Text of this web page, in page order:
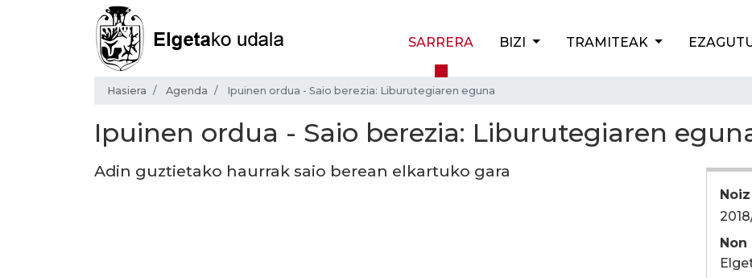
SARRERA BIZI TRAMITEAK
Hasiera Agenda Ipuinen ordua - Saio berezia: Liburutegiaren eguna
Ipuinen ordua - Saio berezia: Liburutegiaren
Noiz
Non
Adin guztietako haurrak saio berean elkartuko gara